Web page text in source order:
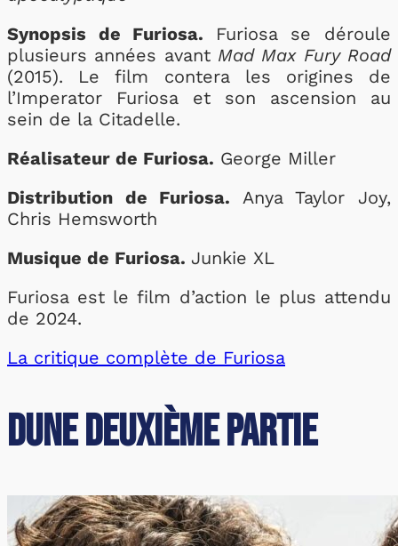
Synopsis de Furiosa. Furiosa se déroule
plusieurs années avant Mad Max Fury Road
(2015). Le film contera les origines de
l’Imperator Furiosa et son ascension au
sein de la Citadelle.
Réalisateur de Furiosa. George Miller
Distribution de Furiosa. Anya Taylor Joy,
Chris Hemsworth
Musique de Furiosa. Junkie XL
Furiosa est le film d’action le plus attendu
de 2024.
La critique complète de Furiosa
Dune Deuxième Partie